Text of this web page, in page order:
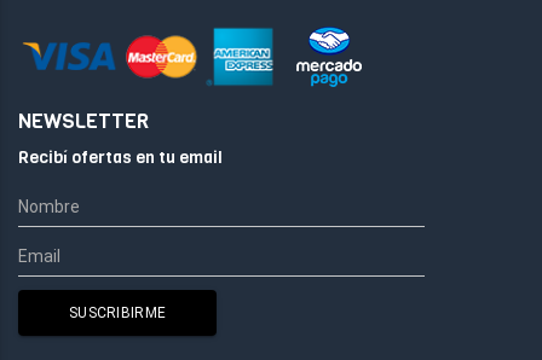
NEWSLETTER
Recibí ofertas en tu email